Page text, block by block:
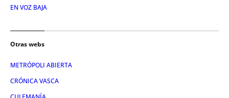
EN VOZ BAJA
Otras webs
METRÓPOLI ABIERTA
CRÓNICA VASCA